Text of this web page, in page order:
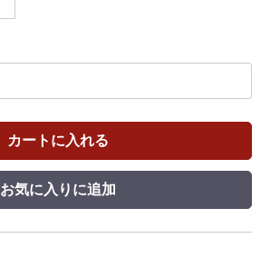
カートに入れる
お気に入りに追加